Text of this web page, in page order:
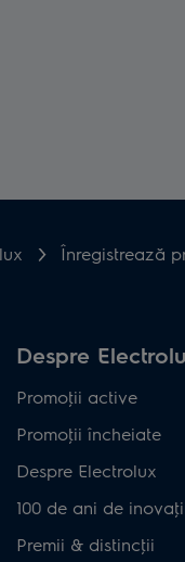
Înregistrează
Despre
Promoţii active
Promoţii încheiate
Despre Electrolux
100 de ani de
Premii & distincţii